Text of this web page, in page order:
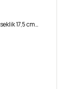
17,5 cm…